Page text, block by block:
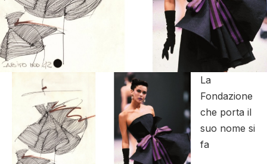
La
Fondazione
che porta il
suo nome si
fa